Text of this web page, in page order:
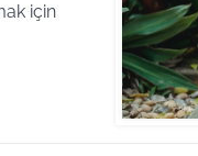
için